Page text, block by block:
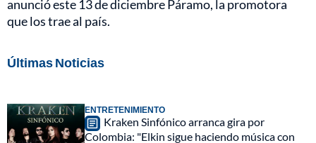
anunció este 13 de diciembre Páramo, la promotora
que los trae al país.
Últimas Noticias
ENTRETENIMIENTO
Kraken Sinfónico arranca gira por
Colombia: "Elkin sigue haciendo música con